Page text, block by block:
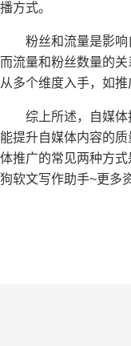
播方式。
粉丝和流量是影
而流量和粉丝数量的
从多个维度入手，如
综上所述，自媒
能提升自媒体内容的
体推广的常见两种方
狗软文写作助手~更多